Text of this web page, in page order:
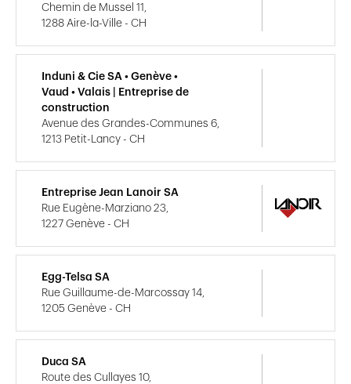
Chemin de Mussel 11,
1288 Aire-la-Ville - CH
Induni & Cie SA • Genève •
Vaud • Valais | Entreprise de
construction
Avenue des Grandes-Communes 6,
1213 Petit-Lancy - CH
Entreprise Jean Lanoir SA
Rue Eugène-Marziano 23,
1227 Genève - CH
Egg-Telsa SA
Rue Guillaume-de-Marcossay 14,
1205 Genève - CH
Duca SA
Route des Cullayes 10,